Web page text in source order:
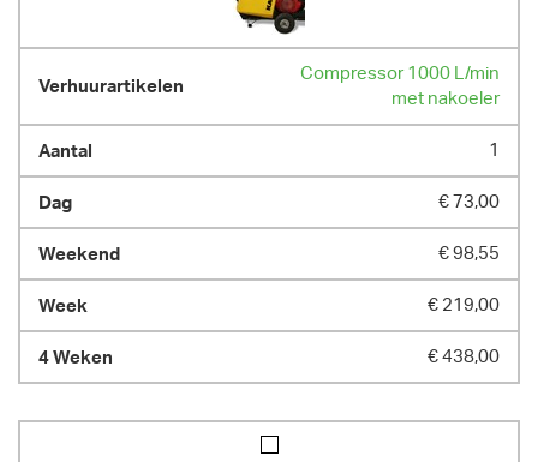
Compressor 1000 L/min
met nakoeler
1
€ 73,00
€ 98,55
€ 219,00
€ 438,00